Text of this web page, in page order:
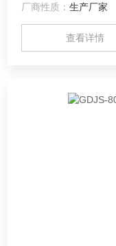
+2%、-3%R.H
厂商性质：生产厂家
查看详情